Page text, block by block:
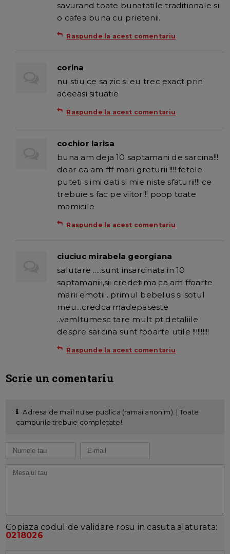
savurand toate bunatatile traditionale si
o cafea buna cu prietenii.
Raspunde la acest comentariu
corina
nu stiu ce sa zic si eu trec exact prin
aceeasi situatie
Raspunde la acest comentariu
cochior larisa
buna am deja 10 saptamani de sarcina!!!
doar ca am fff mari greturii !!!! fetele
puteti s imi dati si mie niste sfaturii!!! ce
trebuie s fac pe viitor!!! poop toate
mamicile
Raspunde la acest comentariu
ciuciuc mirabela georgiana
salutare .....sunt insarcinata in 10
saptamaniii,sii credetima ca am ffoarte
marii emotii ..primul bebelus si sotul
meu...credca madepaseste
..vamltumesc tare mult pt detaliile
despre sarcina sunt fooarte utile !!!!!!!!!!
Raspunde la acest comentariu
Scrie un comentariu
Adresa de mail nu se publica (ramai anonim). | Toate
campurile trebuie completate!
Copiaza codul de validare rosu in casuta alaturata:
0218026